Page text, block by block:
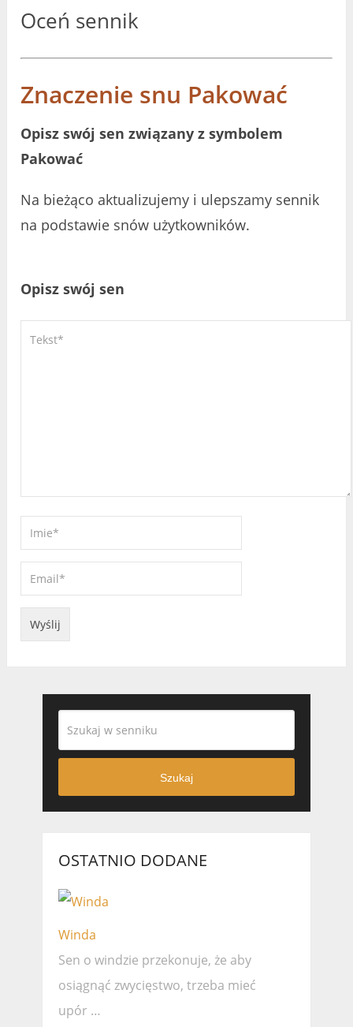
Oceń sennik
Znaczenie snu Pakować
Opisz swój sen związany z symbolem
Pakować
Na bieżąco aktualizujemy i ulepszamy sennik
na podstawie snów użytkowników.
Opisz swój sen
Szukaj
OSTATNIO DODANE
Winda
Sen o windzie przekonuje, że ​​aby
osiągnąć zwycięstwo, trzeba mieć
upór …